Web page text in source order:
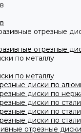
отрезные
отрезные
по металлу
по металлу
диски по
диски по
диски по стали
диски по
диски по
отрезные диски